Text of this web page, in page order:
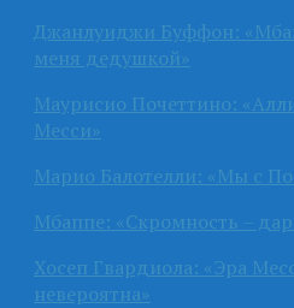
Джанлуиджи Буффон:
меня дедушкой»
Маурисио Почеттино:
Месси»
Марио Балотелли: «Мы с
Мбаппе: «Скромность –
Хосеп Гвардиола: «Эра
невероятна»